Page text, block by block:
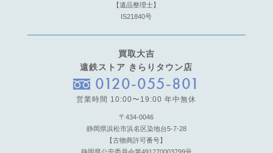
【遺品整理士】
IS21840号
買取大吉
遠鉄ストア きらりタウン店
0120-055-801
営業時間 10:00〜19:00 年中無休
〒434-0046
静岡県浜松市浜名区染地台5-7-28
【古物商許可番号】